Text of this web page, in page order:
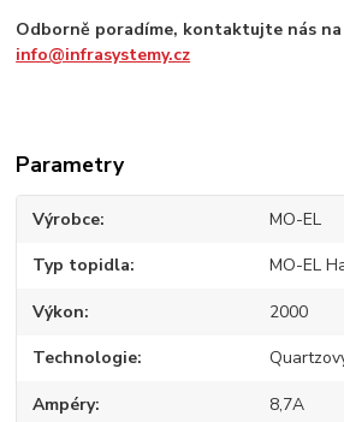
Odborně poradíme, kontaktujte nás na
info@infrasystemy.cz
Parametry
Výrobce MO-EL
Typ topidla MO-EL
Výkon 2000
Technologie
Ampéry 8,7A